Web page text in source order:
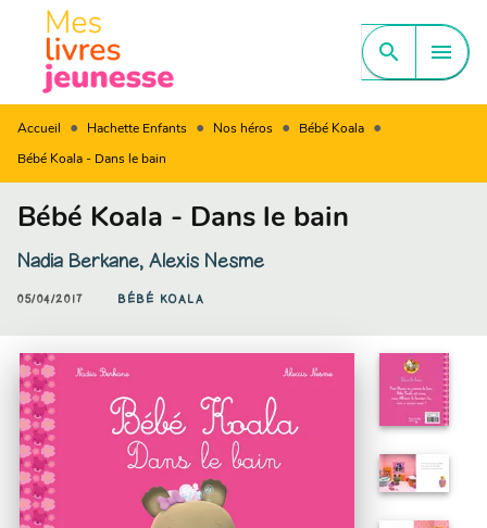
MENU CONTENU
PIED DE PAGE
search menu
Accueil • Hachette Enfants • Nos héros • Bébé Koala •
Bébé Koala - Dans le bain
Bébé Koala - Dans le bain
Nadia Berkane, Alexis Nesme
05/04/2017 BÉBÉ KOALA